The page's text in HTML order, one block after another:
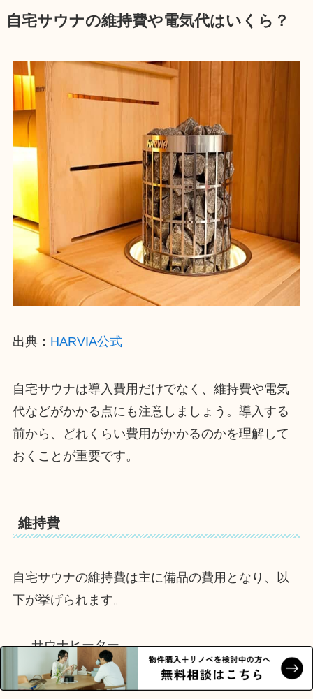
自宅サウナの維持費や電気代はいくら？
出典： HARVIA公式
自宅サウナは導入費用だけでなく、維持費や電気
代などがかかる点にも注意しましょう。導入する
前から、どれくらい費用がかかるのかを理解して
おくことが重要です。
維持費
自宅サウナの維持費は主に備品の費用となり、以
下が挙げられます。
サウナヒーター
サウナストーン